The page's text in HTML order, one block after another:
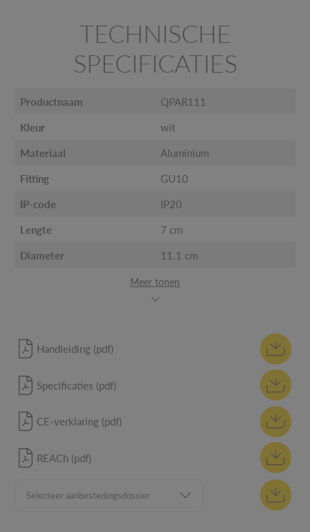
TECHNISCHE
SPECIFICATIES
Productnaam QPAR111
Kleur wit
Materiaal Aluminium
Fitting GU10
IP-code IP20
Lengte 7 cm
Diameter 11.1 cm
Meer tonen
Handleiding (pdf)
Specificaties (pdf)
CE-verklaring (pdf)
REACh (pdf)